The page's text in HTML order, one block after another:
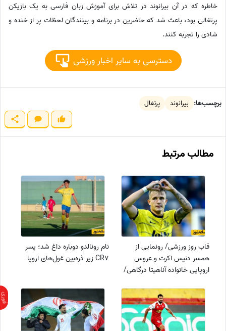
خاطره که در آن بیرانوند در تلاش برای آموزش زبان فارسی به یک بازیکن
پرتغالی بود، باعث شد که حاضرین در برنامه و بینندگان لحظات پر از خنده و
شادی را تجربه کنند.
دسترسی به سایر اخبار ورزشی
برچسب‌ها: بیرانوند پرتغال
مطالب مرتبط
قاب روز ورزشی/ رونمایی از
همسر دنیس اکرت و عروس
اروپایی خانواده آناهیتا درگاهی/
نام رونالدو دوباره داغ شد؛ پسر
CR7 زیر ذره‌بین غول‌های اروپا